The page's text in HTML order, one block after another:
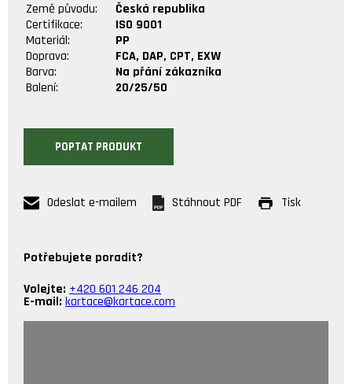
Země původu:
Česká republika
Certifikace:
ISO 9001
Materiál:
PP
Doprava:
FCA, DAP, CPT, EXW
Barva:
Na přání zákazníka
Balení:
20/25/50
POPTAT PRODUKT
Odeslat e-mailem Stáhnout PDF Tisk
Potřebujete poradit?
Volejte: +420 601 246 204
E-mail: kartace@kartace.com